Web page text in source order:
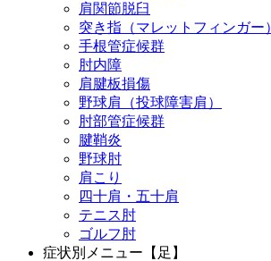
肩関節脱臼
突き指（マレットフィンガー）
手根管症候群
肘内障
肩腱板損傷
野球肩（投球障害肩）
肘部管症候群
腱鞘炎
野球肘
肩こり
四十肩・五十肩
テニス肘
ゴルフ肘
症状別メニュー【足】